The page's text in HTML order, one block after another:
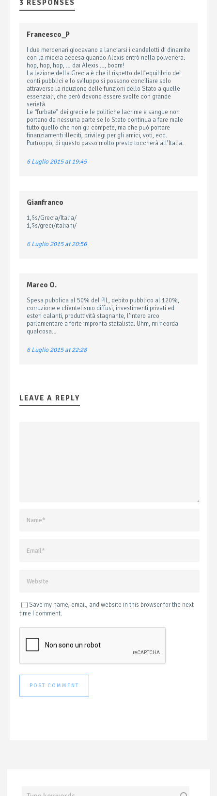
3 RESPONSES
Francesco_P
I due mercenari giocavano a lanciarsi i candelotti di dinamite
con la miccia accesa quando Alexis entrò nella polveriera:
hop, hop, hop, … dai Alexis …, boom!
La lezione della Grecia è che il rispetto dell’equilibrio dei
conti pubblici e lo sviluppo si possono conciliare solo
attraverso la riduzione delle funzioni dello Stato a quelle
essenziali, che però devono essere svolte con grande
serietà.
Le “furbate” dei greci e le politiche lacrime e sangue non
portano da nessuna parte se lo Stato continua a fare male
tutto quello che non gli compete, ma che può portare
finanziamenti illeciti, privilegi per gli amici, voti, ecc.
Purtroppo, di questo passo molto presto toccherà all’Italia.
6 Luglio 2015 at 19:45
Gianfranco
1,$s/Grecia/Italia/
1,$s/greci/italiani/
6 Luglio 2015 at 20:56
Marco O.
Spesa pubblica al 50% del PIL, debito pubblico al 120%,
corruzione e clientelismo diffusi, investimenti privati ed
esteri calanti, produttività stagnante, l’intero arco
parlamentare a forte impronta statalista. Uhm, mi ricorda
qualcosa…
6 Luglio 2015 at 22:28
LEAVE A REPLY
Save my name, email, and website in this browser for the next
time I comment.